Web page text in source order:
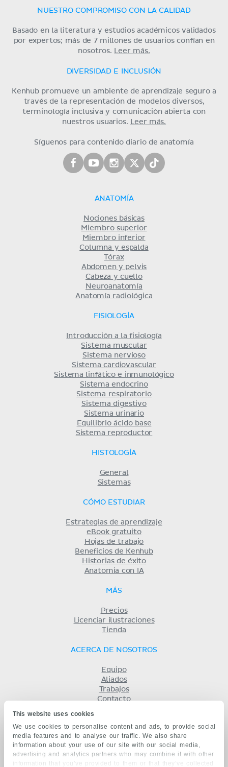
This website uses cookies
We use cookies to personalise content and ads, to provide social
media features and to analyse our traffic. We also share
information about your use of our site with our social media,
advertising and analytics partners who may combine it with other
information that you’ve provided to them or that they’ve collected
NUESTRO COMPROMISO CON LA CALIDAD
Basado en la literatura y estudios académicos validados
por expertos; más de 7 millones de usuarios confían en
nosotros.
Leer más.
DIVERSIDAD E INCLUSIÓN
Kenhub promueve un ambiente de aprendizaje seguro a
través de la representación de modelos diversos,
terminología inclusiva y comunicación abierta con
nuestros usuarios.
Leer más.
Síguenos para contenido diario de anatomía
ANATOMÍA
Nociones básicas
Miembro superior
Miembro inferior
Columna y espalda
Tórax
Abdomen y pelvis
Cabeza y cuello
Neuroanatomía
Anatomía radiológica
FISIOLOGÍA
Introducción a la fisiología
Sistema muscular
Sistema nervioso
Sistema cardiovascular
Sistema linfático e inmunológico
Sistema endocrino
Sistema respiratorio
Sistema digestivo
Sistema urinario
Equilibrio ácido base
Sistema reproductor
HISTOLOGÍA
General
Sistemas
CÓMO ESTUDIAR
Estrategias de aprendizaje
eBook gratuito
Hojas de trabajo
Beneficios de Kenhub
Historias de éxito
Anatomia con IA
MÁS
Precios
Licenciar ilustraciones
Tienda
ACERCA DE NOSOTROS
Equipo
Aliados
Trabajos
Contacto
Términos y condiciones
Privacidad
KENHUB EN...
English